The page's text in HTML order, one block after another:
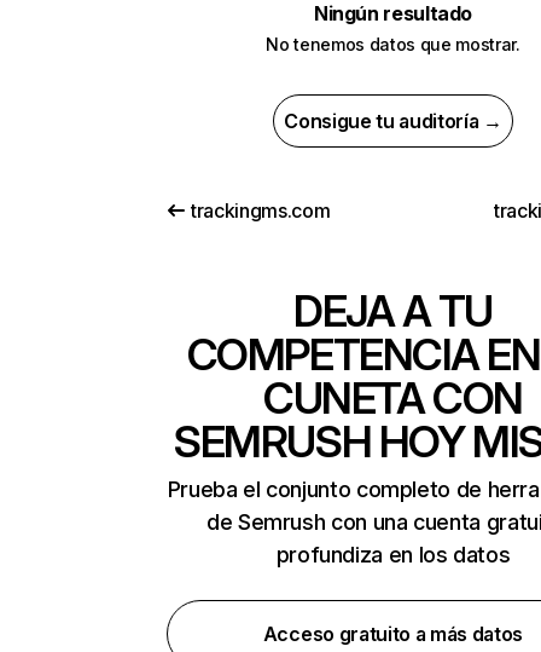
Ningún resultado
No tenemos datos que mostrar.
Consigue tu auditoría →
trackingms.com
DEJA A TU
COMPETENCIA
CUNETA CON
SEMRUSH HOY
Prueba el conjunto completo de
de Semrush con una cuenta
profundiza en los datos
Acceso gratuito a más datos